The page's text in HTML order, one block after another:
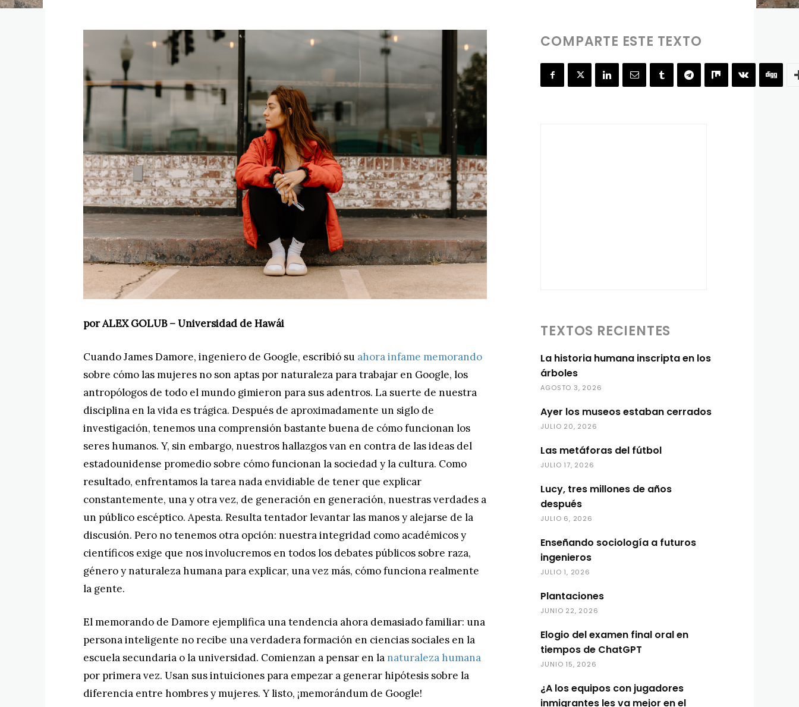
por ALEX GOLUB – Universidad de Hawái
Cuando James Damore, ingeniero de Google, escribió su ahora infame memorando
sobre cómo las mujeres no son aptas por naturaleza para trabajar en Google, los
antropólogos de todo el mundo gimieron para sus adentros. La suerte de nuestra
disciplina en la vida es trágica. Después de aproximadamente un siglo de
investigación, tenemos una comprensión bastante buena de cómo funcionan los
seres humanos. Y, sin embargo, nuestros hallazgos van en contra de las ideas del
estadounidense promedio sobre cómo funcionan la sociedad y la cultura. Como
resultado, enfrentamos la tarea nada envidiable de tener que explicar
constantemente, una y otra vez, de generación en generación, nuestras verdades a
un público escéptico. Apesta. Resulta tentador levantar las manos y alejarse de la
discusión. Pero no tenemos otra opción: nuestra integridad como académicos y
científicos exige que nos involucremos en todos los debates públicos sobre raza,
género y naturaleza humana para explicar, una vez más, cómo funciona realmente
la gente.
El memorando de Damore ejemplifica una tendencia ahora demasiado familiar: una
persona inteligente no recibe una verdadera formación en ciencias sociales en la
escuela secundaria o la universidad. Comienzan a pensar en la naturaleza humana
por primera vez. Usan sus intuiciones para empezar a generar hipótesis sobre la
diferencia entre hombres y mujeres. Y listo, ¡memorándum de Google!
COMPARTE ESTE TEXTO
TEXTOS RECIENTES
La historia humana inscripta en los
árboles
AGOSTO 3, 2026
Ayer los museos estaban cerrados
JULIO 20, 2026
Las metáforas del fútbol
JULIO 17, 2026
Lucy, tres millones de años
después
JULIO 6, 2026
Enseñando sociología a futuros
ingenieros
JULIO 1, 2026
Plantaciones
JUNIO 22, 2026
Elogio del examen final oral en
tiempos de ChatGPT
JUNIO 15, 2026
¿A los equipos con jugadores
inmigrantes les va mejor en el